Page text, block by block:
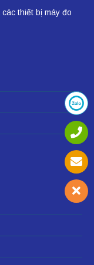
các thiết bị máy đo